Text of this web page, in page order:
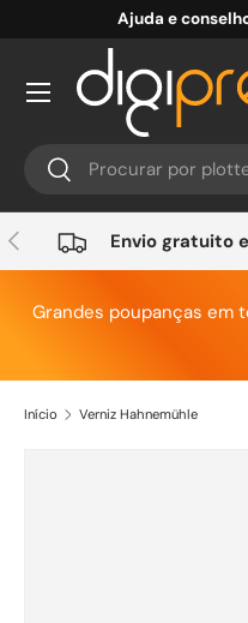
Ir para o conteúdo
Ajuda e
Pesquisar
Pesquisar
Anterior Envio gratuito
Grandes poupanças em
Início Verniz Hahnemühle